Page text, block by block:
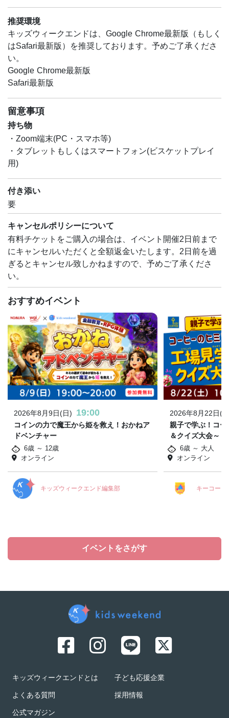
推奨環境
キッズウィークエンドは、Google Chrome最新版（もしく
はSafari最新版）を推奨しております。予めご了承くださ
い。
Google Chrome最新版
Safari最新版
留意事項
持ち物
・Zoom端末(PC・スマホ等)
・タブレットもしくはスマートフォン(ビスケットプレイ
用)
付き添い
要
キャンセルポリシーについて
有料チケットをご購入の場合は、イベント開催2日前まで
にキャンセルいただくと全額返金いたします。2日前を過
ぎるとキャンセル致しかねますので、予めご了承くださ
い。
おすすめイベント
2026年8月9日(日) 19:00
コインの力で魔王から姫を救え！おかねア
ドベンチャー
6歳 ～ 12歳
オンライン
キッズウィークエンド編集部
2026年8月22日(
親子で学ぶ！コ
＆クイズ大会～
6歳 ～ 大人
オンライン
キーコーヒ
イベントをさがす
キッズウィークエンドとは
よくある質問
公式マガジン
子ども応援企業
採用情報